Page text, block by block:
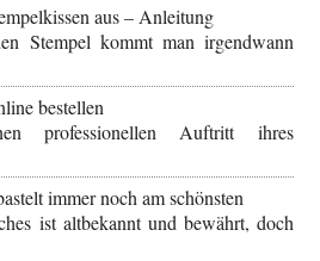
aus – Anleitung
Stempel kommt man irgendwann
bestellen
professionellen Auftritt ihres
immer noch am schönsten
ist altbekannt und bewährt, doch